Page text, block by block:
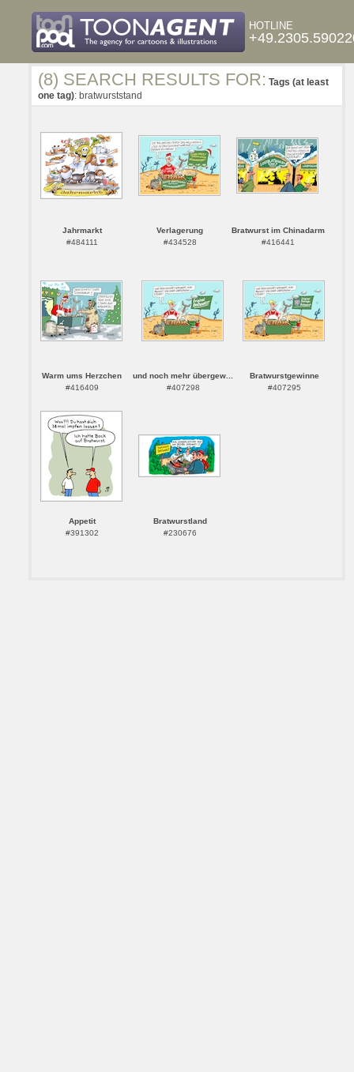
HOTLINE
(8) SEARCH RESULTS FOR: Tags (at least
one tag): bratwurststand
Jahrmarkt
#484111
Verlagerung
#434528
Bratwurst im Chinadarm
#416441
Warm ums Herzchen
#416409
und noch mehr übergew...
#407298
Bratwurstgewinne
#407295
Appetit
#391302
Bratwurstland
#230676